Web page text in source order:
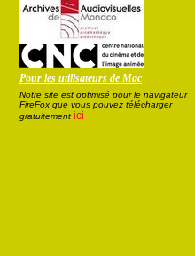
Pour les utilisateurs de Mac
Notre site est optimisé pour le navigateur
FireFox que vous pouvez télécharger
gratuitement ici